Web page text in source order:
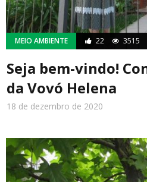
MEIO AMBIENTE 22 3515
Seja bem-vindo!
da Vovó Helena
18 de dezembro de 2020